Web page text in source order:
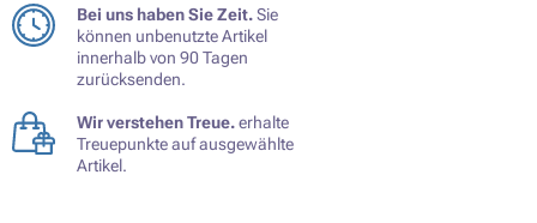
Bei uns haben Sie Zeit.Sie
können unbenutzte Artikel
innerhalb von 90 Tagen
zurücksenden.
Wir verstehen Treue.erhalte
Treuepunkte auf ausgewählte
Artikel.